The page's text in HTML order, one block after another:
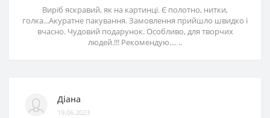
Виріб яскравий, як на картинці. Є полотно, нитки,
голка...Акуратне пакування. Замовлення прийшло швидко і
вчасно. Чудовий подарунок. Особливо, для творчих
людей.!!! Рекомендую.... ..
Діана
19.06.2023